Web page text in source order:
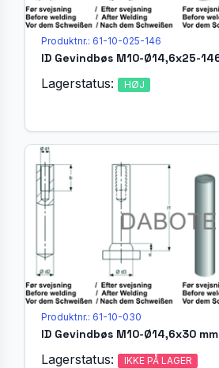
Produktnr.: 61-10-025-146
Lagerstatus: HØJ
Produktnr.: 61-10-030
Lagerstatus: IKKE PÅ LAGER